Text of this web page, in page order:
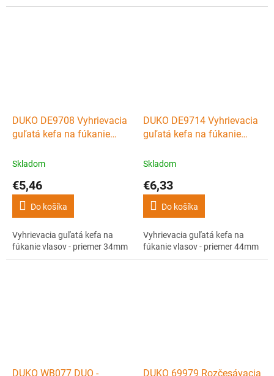
DUKO DE9708 Vyhrievacia
guľatá kefa na fúkanie
Skladom
€5,46
Do košíka
Vyhrievacia guľatá kefa na
fúkanie vlasov - priemer 34mm
DUKO DE9714 Vyhrievacia
guľatá kefa na fúkanie
Skladom
€6,33
Do košíka
Vyhrievacia guľatá kefa na
fúkanie vlasov - priemer 44mm
DUKO WB077 DUO - DUKO 69979 Rozčesávacia